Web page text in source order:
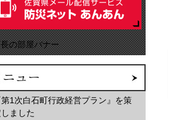
第1次白石町行政経営プラン』を策
ました